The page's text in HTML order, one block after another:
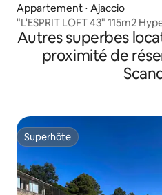
Appartement ⋅ Ajaccio
"L'ESPRIT LOFT 43" 115m2
Autres superbes
proximité de
Superhôte
Superhôte